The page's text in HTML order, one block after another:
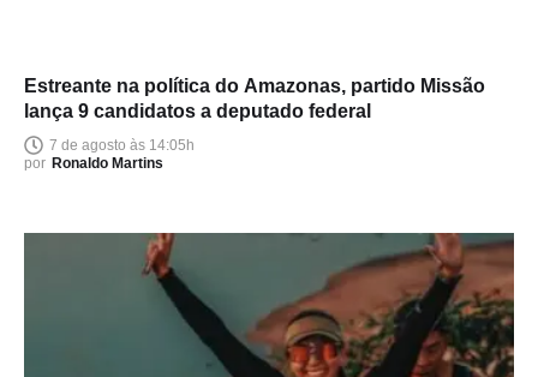
Estreante na política do Amazonas, partido Missão
lança 9 candidatos a deputado federal
7 de agosto às 14:05h
por Ronaldo Martins